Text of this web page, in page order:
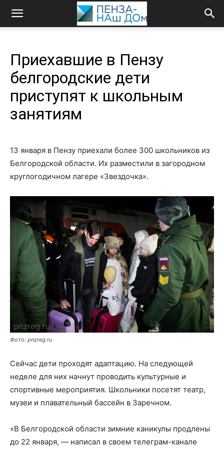
Приехавшие в Пензу
белгородские дети
приступят к школьным
занятиям
13 января в Пензу приехали более 300 школьников из
Белгородской области. Их разместили в загородном
круглогодичном лагере «Звездочка».
Фото: pnzreg.ru
Сейчас дети проходят адаптацию. На следующей
неделе для них начнут проводить культурные и
спортивные мероприятия. Школьники посетят театр,
музеи и плавательный бассейн в Заречном.
«В Белгородской области зимние каникулы продлены
до 22 января, — написал в своем телеграм-канале